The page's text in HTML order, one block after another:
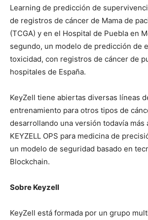
Learning de predicción de
de registros de cáncer de Mama de
(TCGA) y en el Hospital de Puebla en
segundo, un modelo de predicción de
toxicidad, con registros de cáncer de
hospitales de España.
KeyZell tiene abiertas diversas líneas
entrenamiento para otros tipos de
desarrollando una versión todavía más
KEYZELL OPS para medicina de
un modelo de seguridad basado en
Blockchain.
Sobre Keyzell
KeyZell está formada por un grupo